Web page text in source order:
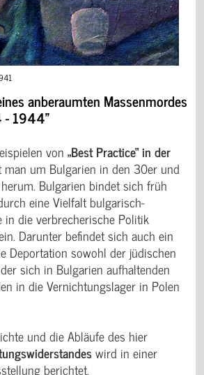
anberaumten Massenmordes
- 1944"
von „Best Practice“ in der
man um Bulgarien in den 30er und
Bulgarien bindet sich früh
eine Vielfalt bulgarisch-
in die verbrecherische Politik
Darunter befindet sich auch ein
Deportation sowohl der jüdischen
sich in Bulgarien aufhaltenden
in die Vernichtungslager in Polen
und die Abläufe des hier
wird in einer
berichtet.